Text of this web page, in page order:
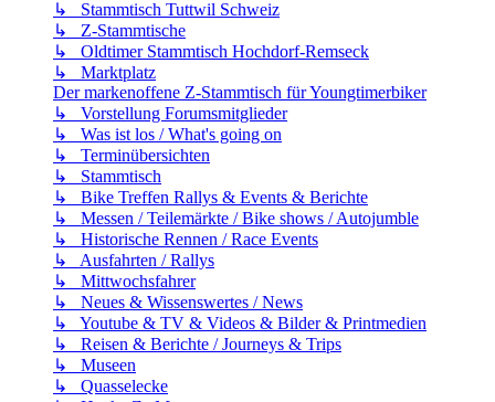
↳ Stammtisch Tuttwil Schweiz
↳ Z-Stammtische
↳ Oldtimer Stammtisch Hochdorf-Remseck
↳ Marktplatz
Der markenoffene Z-Stammtisch für Youngtimerbiker
↳ Vorstellung Forumsmitglieder
↳ Was ist los / What's going on
↳ Terminübersichten
↳ Stammtisch
↳ Bike Treffen Rallys & Events & Berichte
↳ Messen / Teilemärkte / Bike shows / Autojumble
↳ Historische Rennen / Race Events
↳ Ausfahrten / Rallys
↳ Mittwochsfahrer
↳ Neues & Wissenswertes / News
↳ Youtube & TV & Videos & Bilder & Printmedien
↳ Reisen & Berichte / Journeys & Trips
↳ Museen
↳ Quasselecke